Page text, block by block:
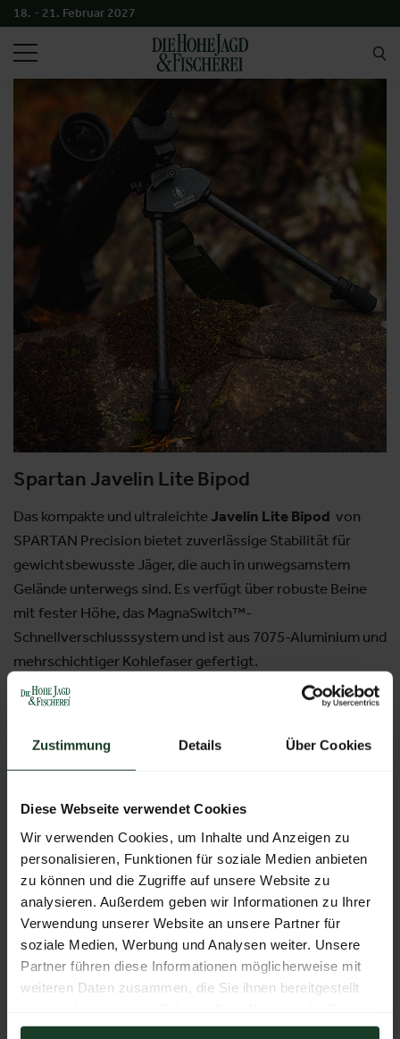
Zustimmung Details Über Cookies
Diese Webseite verwendet Cookies
Wir verwenden Cookies, um Inhalte und Anzeigen zu
personalisieren, Funktionen für soziale Medien anbieten
zu können und die Zugriffe auf unsere Website zu
analysieren. Außerdem geben wir Informationen zu Ihrer
Verwendung unserer Website an unsere Partner für
soziale Medien, Werbung und Analysen weiter. Unsere
Partner führen diese Informationen möglicherweise mit
weiteren Daten zusammen, die Sie ihnen bereitgestellt
gesammelt haben.
18. - 21. Februar 2027
SUCHEN
Spartan Javelin Lite Bipod
Das kompakte und ultraleichteJavelin Lite Bipod von
SPARTAN Precision bietet zuverlässige Stabilität für
gewichtsbewusste Jäger, die auch in unwegsamstem
Gelände unterwegs sind. Es verfügt über robuste Beine
mit fester Höhe, das MagnaSwitch™-
Schnellverschlusssystem und ist aus 7075-Aluminium und
mehrschichtiger Kohlefaser gefertigt.
Aussteller:
Weitere Produkte von diesem Aussteller